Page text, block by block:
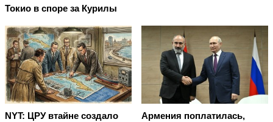
Токио в споре за Курилы
NYT: ЦРУ втайне создало
Армения поплатилась,